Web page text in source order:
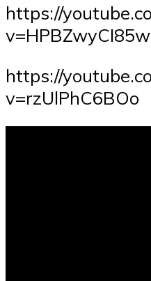
https://
v=HPBZwyCI85w
https://
v=rzUlPhC6BOo